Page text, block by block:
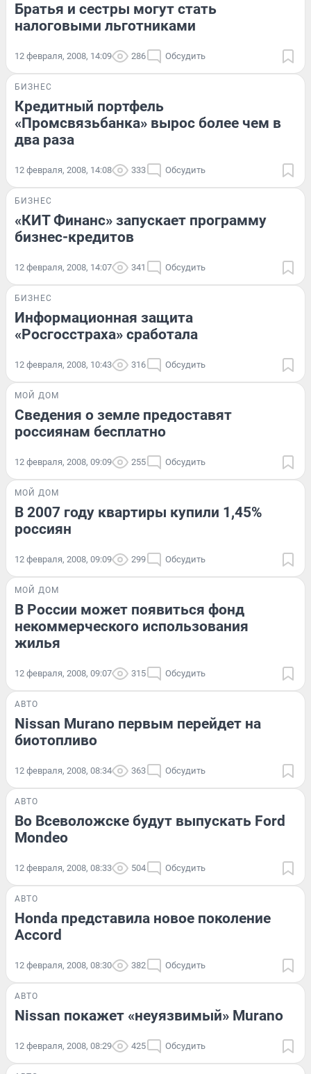
Братья и сестры могут стать
налоговыми льготниками
12 февраля, 2008, 14:09 286 Обсудить
БИЗНЕС
Кредитный портфель
«Промсвязьбанка» вырос более чем в
два раза
12 февраля, 2008, 14:08 333 Обсудить
БИЗНЕС
«КИТ Финанс» запускает программу
бизнес-кредитов
12 февраля, 2008, 14:07 341 Обсудить
БИЗНЕС
Информационная защита
«Росгосстраха» сработала
12 февраля, 2008, 10:43 316 Обсудить
МОЙ ДОМ
Сведения о земле предоставят
россиянам бесплатно
12 февраля, 2008, 09:09 255 Обсудить
МОЙ ДОМ
В 2007 году квартиры купили 1,45%
россиян
12 февраля, 2008, 09:09 299 Обсудить
МОЙ ДОМ
В России может появиться фонд
некоммерческого использования
жилья
12 февраля, 2008, 09:07 315 Обсудить
АВТО
Nissan Murano первым перейдет на
биотопливо
12 февраля, 2008, 08:34 363 Обсудить
АВТО
Во Всеволожске будут выпускать Ford
Mondeo
12 февраля, 2008, 08:33 504 Обсудить
АВТО
Honda представила новое поколение
Accord
12 февраля, 2008, 08:30 382 Обсудить
АВТО
Nissan покажет «неуязвимый» Murano
12 февраля, 2008, 08:29 425 Обсудить